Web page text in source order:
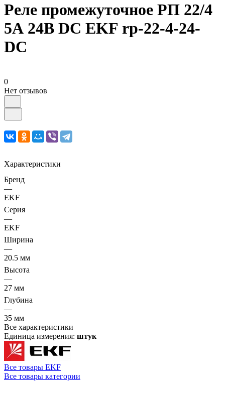
Реле промежуточное РП 22/4
5А 24В DC EKF rp-22-4-24-
DC
0
Нет отзывов
Характеристики
Бренд
—
EKF
Серия
—
EKF
Ширина
—
20.5 мм
Высота
—
27 мм
Глубина
—
35 мм
Все характеристики
Единица измерения: штук
Все товары EKF
Все товары категории